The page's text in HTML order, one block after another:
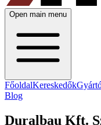
Open main menu
FőoldalKereskedők
Blog
Duralbau Kft.